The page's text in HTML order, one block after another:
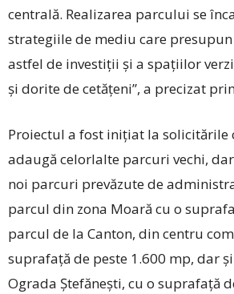
centrală. Realizarea parcului se
strategiile de mediu care
astfel de investiții și a spațiilor
și dorite de cetățeni”, a precizat
Proiectul a fost inițiat la solicitările
adaugă celorlalte parcuri vechi,
noi parcuri prevăzute de
parcul din zona Moară cu o
parcul de la Canton, din centru
suprafață de peste 1.600 mp, dar
Ograda Ștefănești, cu o suprafață